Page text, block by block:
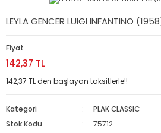
LEYLA GENCER LUIGI INFANTINO
Fiyat
142,37 TL
142,37 TL den başlayan taksitlerle!!
Kategori
PLAK CLASSIC
Stok Kodu
75712